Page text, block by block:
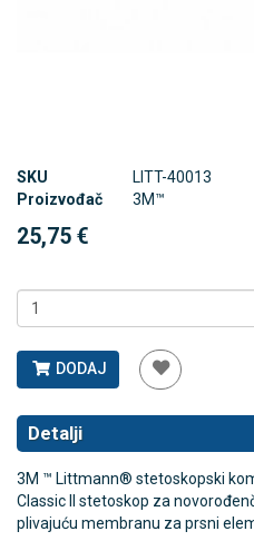
SKU
LITT-40013
Proizvođač
3M™
25,75 €
DODAJ
Detalji
3M ™ Littmann® stetoskopski
Classic II stetoskop za
plivajuću membranu za prsni